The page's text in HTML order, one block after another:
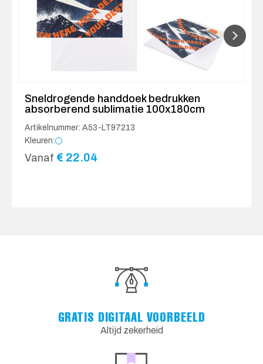
Sneldrogende handdoek bedrukken
absorberend sublimatie 100x180cm
Artikelnummer: A53-LT97213
Kleuren:
Vanaf € 22.04
GRATIS DIGITAAL VOORBEELD
Altijd zekerheid